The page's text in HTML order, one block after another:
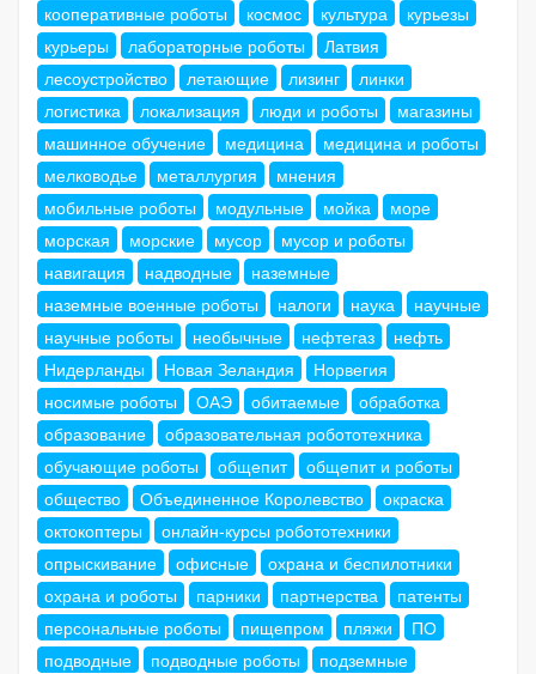
кооперативные роботы
космос культура
курьезы
курьеры
лабораторные роботы
Латвия
лесоустройство
летающие лизинг
линки
логистика
локализация люди и роботы
магазины
машинное обучение
медицина
медицина и роботы
мелководье
металлургия
мнения
мобильные роботы
модульные мойка
море
морская
морские мусор
мусор и роботы
навигация
надводные
наземные
наземные военные роботы
налоги наука
научные
научные роботы
необычные нефтегаз
нефть
Нидерланды
Новая Зеландия
Норвегия
носимые роботы
ОАЭ обитаемые
обработка
образование
образовательная робототехника
обучающие роботы
общепит
общепит и роботы
общество
Объединенное Королевство
окраска
октокоптеры
онлайн-курсы робототехники
опрыскивание
офисные
охрана и беспилотники
охрана и роботы
парники партнерства
патенты
персональные роботы
пищепром пляжи
ПО
подводные
подводные роботы
подземные